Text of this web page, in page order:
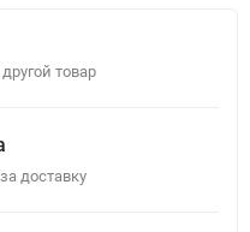
товар
доставку